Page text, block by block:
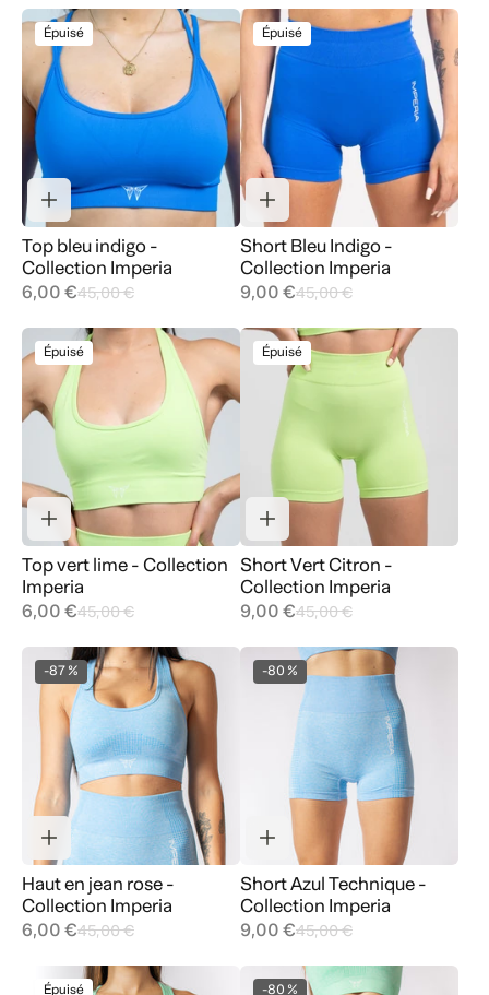
Épuisé
Top bleu indigo -
Collection Imperia
6,00 €45,00 €
Épuisé
Short Bleu Indigo -
Collection Imperia
9,00 €45,00 €
Épuisé
Top vert lime - Collection
Imperia
6,00 €45,00 €
Épuisé
Short Vert Citron -
Collection Imperia
9,00 €45,00 €
-87 %
Haut en jean rose -
Collection Imperia
6,00 €45,00 €
-80 %
Short Azul Technique -
Collection Imperia
9,00 €45,00 €
Épuisé -80 %